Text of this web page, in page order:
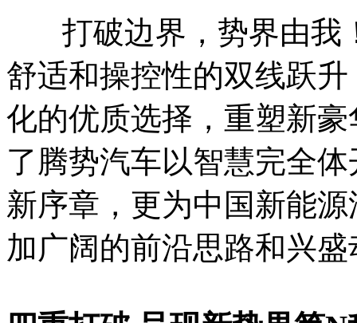
打破边界，势界由我
舒适和操控性的双线跃
化的优质选择，重塑新
了腾势汽车以智慧完全
新序章，更为中国新能
加广阔的前沿思路和兴盛